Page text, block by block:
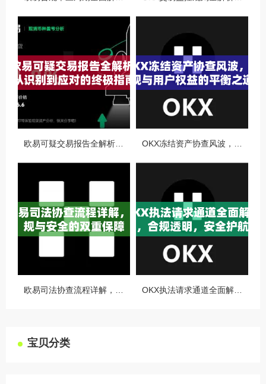
宝贝分类